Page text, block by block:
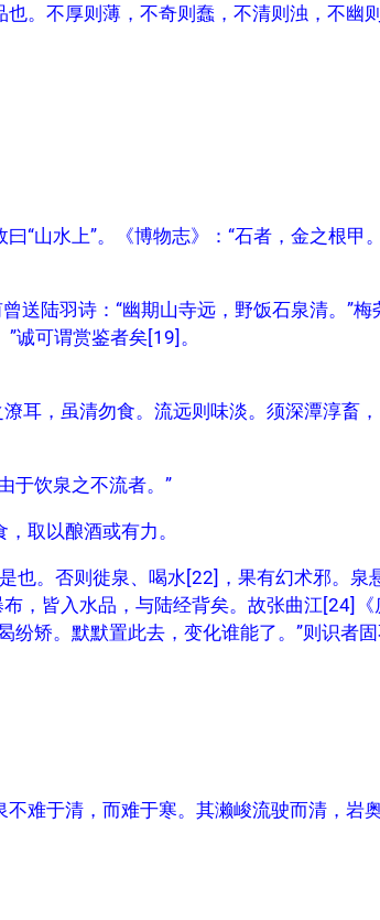
。不厚则薄，不奇则蠢，不清则浊，不幽
“山水上”。《博物志》：“石者，金之根甲
送陆羽诗：“幽期山寺远，野饭石泉清。”梅
诚可谓赏鉴者矣[19]。
耳，虽清勿食。流远则味淡。须深潭淳畜
于饮泉之不流者。”
取以酿酒或有力。
也。否则徙泉、喝水[22]，果有幻术邪。泉
，皆入水品，与陆经背矣。故张曲江[24]《
纷矫。默默置此去，变化谁能了。”则识者
难于清，而难于寒。其濑峻流驶而清，岩